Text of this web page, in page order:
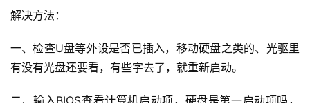
解决方法：
一、检查U盘等外设是否已插入，移动硬盘之类的、光驱里
有没有光盘还要看，有些字去了，就重新启动。
二、输入BIOS查看计算机启动项，硬盘是第一启动项吗，